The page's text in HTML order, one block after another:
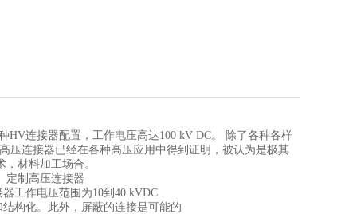
HV连接器配置，工作电压高达100 kV DC。
除了各种各样
高压连接器已经在各种高压应用中得到证明，被认为是极其
材料加工场合。
定制高压连接器
工作电压范围为10到 40 kVDC
构化。此外，屏蔽的连接是可能的